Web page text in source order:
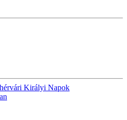
Királyi Napok